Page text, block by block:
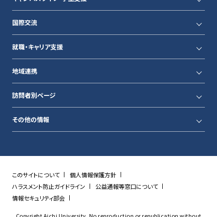
国際交流
就職・キャリア支援
地域連携
訪問者別ページ
その他の情報
このサイトについて
個人情報保護方針
ハラスメント防止ガイドライン
公益通報等窓口について
情報セキュリティ部会